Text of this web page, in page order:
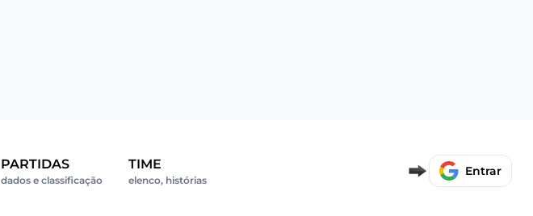
PARTIDAS
dados e classificação
TIME
elenco, histórias
Entrar